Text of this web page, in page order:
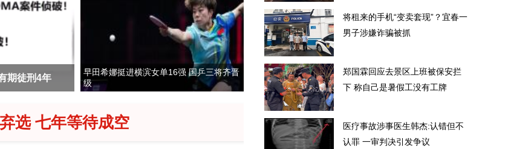
丝打招呼，当 将租来的手机“变卖套现”？宜春一男子涉嫌诈骗被抓 郑国霖回应去
早田希娜挺进横滨女单16强 国乒三将齐晋
级
选 七年等待成空
将租来的手机“变卖套现”？宜春一
男子涉嫌诈骗被抓
郑国霖回应去景区上班被保安拦
下 称自己是暑假工没有工牌
医疗事故涉事医生韩杰:认错但不
认罪 一审判决引发争议